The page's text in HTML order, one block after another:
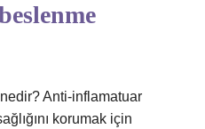
Anti-inflamatuar
korumak için